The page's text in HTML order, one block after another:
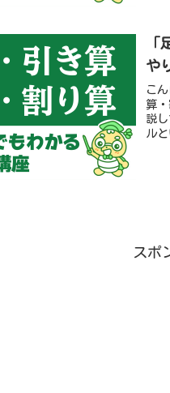
や
こ
算
説
ル
スポ